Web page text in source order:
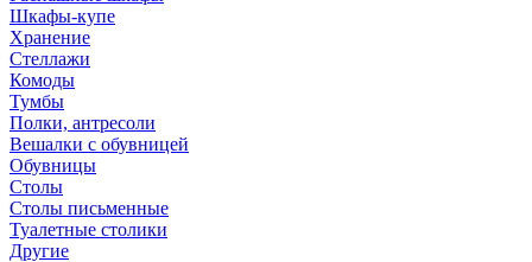
Шкафы-купе
Хранение
Стеллажи
Комоды
Тумбы
Полки, антресоли
Вешалки с обувницей
Обувницы
Столы
Столы письменные
Туалетные столики
Другие